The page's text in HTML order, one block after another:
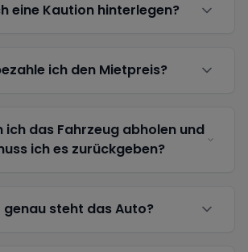
eine Kaution hinterlegen?
ich den Mietpreis?
ich das Fahrzeug abholen und
ich es zurückgeben?
genau steht das Auto?